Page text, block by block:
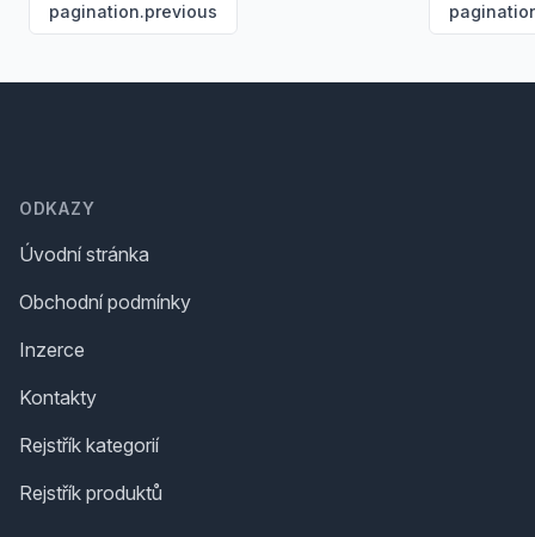
pagination.previous
ODKAZY
Úvodní stránka
Obchodní podmínky
Inzerce
Kontakty
Rejstřík kategorií
Rejstřík produktů